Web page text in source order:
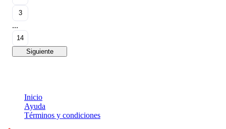
3
...
14
Siguiente
Inicio
Ayuda
Términos y condiciones